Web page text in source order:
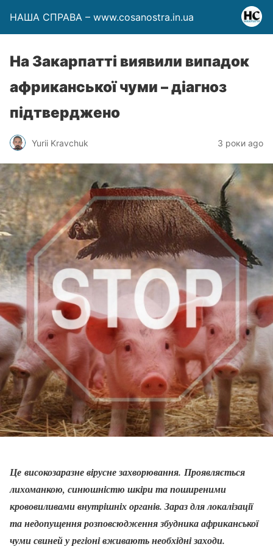
НАША СПРАВА – www.cosanostra.in.ua
На Закарпатті виявили випадок
африканської чуми – діагноз
підтверджено
Yurii Kravchuk 3 роки ago
Це високозаразне вірусне захворювання. Проявляється
лихоманкою, синюшністю шкіри та поширеними
крововиливами внутрішніх органів. Зараз для локалізації
та недопущення розповсюдження збудника африканської
чуми свиней у регіоні вживають необхідні заходи.